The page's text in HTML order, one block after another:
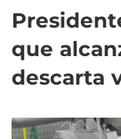
que
descarta